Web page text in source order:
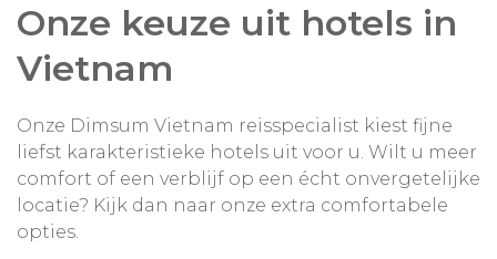
Onze keuze uit hotels in
Vietnam
Onze Dimsum Vietnam reisspecialist kiest fijne
liefst karakteristieke hotels uit voor u. Wilt u meer
comfort of een verblijf op een écht onvergetelijke
locatie? Kijk dan naar onze extra comfortabele
opties.